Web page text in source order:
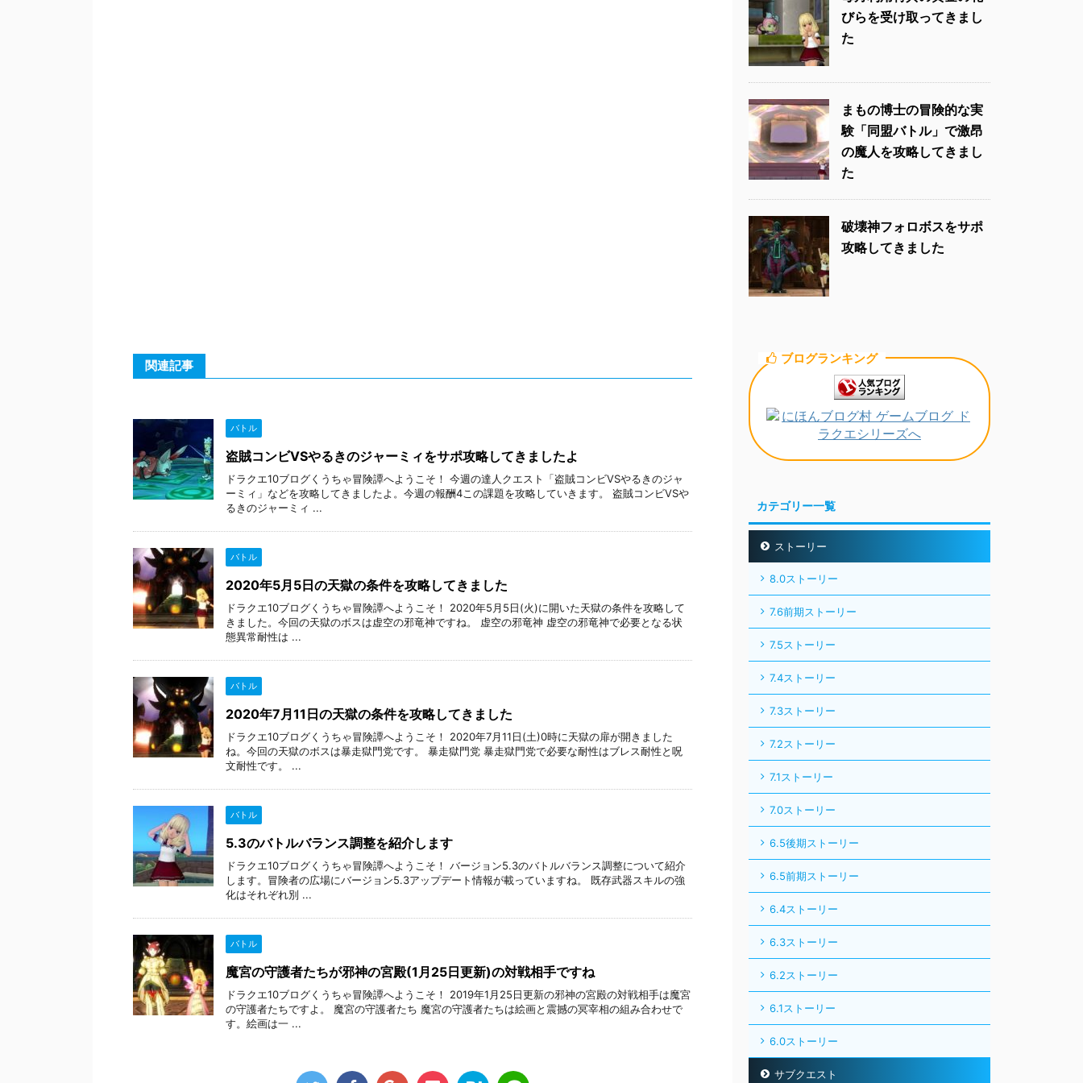
関連記事
バトル
盗賊コンビVSやるきのジャーミィをサポ攻略してきましたよ
ドラクエ10ブログくうちゃ冒険譚へようこそ！ 今週の達人クエスト「盗賊コンビVSやるきのジャ
ーミィ」などを攻略してきましたよ。今週の報酬4この課題を攻略していきます。 盗賊コンビVSや
るきのジャーミィ ...
バトル
2020年5月5日の天獄の条件を攻略してきました
ドラクエ10ブログくうちゃ冒険譚へようこそ！ 2020年5月5日(火)に開いた天獄の条件を攻略して
きました。今回の天獄のボスは虚空の邪竜神ですね。 虚空の邪竜神 虚空の邪竜神で必要となる状
態異常耐性は ...
バトル
2020年7月11日の天獄の条件を攻略してきました
ドラクエ10ブログくうちゃ冒険譚へようこそ！ 2020年7月11日(土)0時に天獄の扉が開きました
ね。今回の天獄のボスは暴走獄門党です。 暴走獄門党 暴走獄門党で必要な耐性はブレス耐性と呪
文耐性です。 ...
バトル
5.3のバトルバランス調整を紹介します
ドラクエ10ブログくうちゃ冒険譚へようこそ！ バージョン5.3のバトルバランス調整について紹介
します。冒険者の広場にバージョン5.3アップデート情報が載っていますね。 既存武器スキルの強
化はそれぞれ別 ...
バトル
魔宮の守護者たちが邪神の宮殿(1月25日更新)の対戦相手ですね
ドラクエ10ブログくうちゃ冒険譚へようこそ！ 2019年1月25日更新の邪神の宮殿の対戦相手は魔宮
の守護者たちですよ。 魔宮の守護者たち 魔宮の守護者たちは絵画と震撼の冥宰相の組み合わせで
す。絵画は一 ...
びらを受け取ってきまし
た
まもの博士の冒険的な実
験「同盟バトル」で激昂
の魔人を攻略してきまし
た
破壊神フォロボスをサポ
攻略してきました
ブログランキング
カテゴリー一覧
ストーリー
8.0ストーリー
7.6前期ストーリー
7.5ストーリー
7.4ストーリー
7.3ストーリー
7.2ストーリー
7.1ストーリー
7.0ストーリー
6.5後期ストーリー
6.5前期ストーリー
6.4ストーリー
6.3ストーリー
6.2ストーリー
6.1ストーリー
6.0ストーリー
サブクエスト